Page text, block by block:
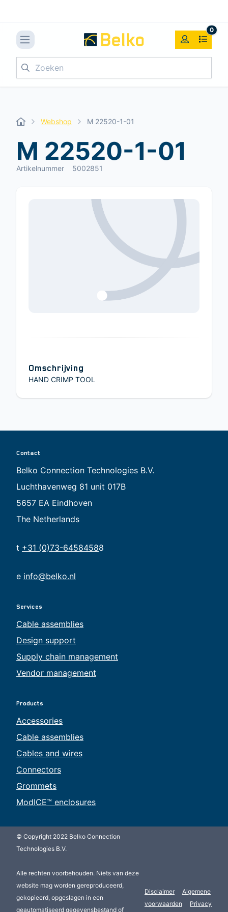
0
Zoeken
Webshop M 22520-1-01
M 22520-1-01
Artikelnummer 5002851
Omschrijving
HAND CRIMP TOOL
Contact
Belko Connection Technologies B.V.
Luchthavenweg 81 unit 017B
5657 EA Eindhoven
The Netherlands
t +31 (0)73-64584588
e info@belko.nl
Services
Cable assemblies
Design support
Supply chain management
Vendor management
Products
Accessories
Cable assemblies
Cables and wires
Connectors
Grommets
ModICE™ enclosures
© Copyright 2022 Belko Connection
Technologies B.V.
Alle rechten voorbehouden. Niets van deze
website mag worden gereproduceerd,
gekopieerd, opgeslagen in een
geautomatiseerd gegevensbestand of
Disclaimer
Algemene
voorwaarden
Privacy